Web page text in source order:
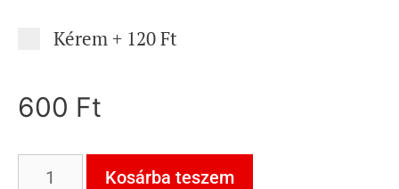
Kérem + 120 Ft
600 Ft
Kosárba teszem